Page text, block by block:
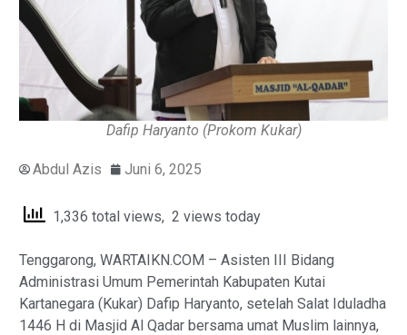
Dafip Haryanto (Prokom Kukar)
Abdul Azis Juni 6, 2025
1,336 total views, 2 views today
Tenggarong, WARTAIKN.COM – Asisten III Bidang
Administrasi Umum Pemerintah Kabupaten Kutai
Kartanegara (Kukar) Dafip Haryanto, setelah Salat Iduladha
1446 H di Masjid Al Qadar bersama umat Muslim lainnya,